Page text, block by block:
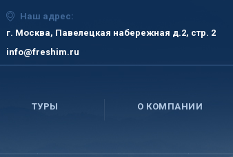
Наш адрес:
г. Москва, Павелецкая набережная д.2, стр. 2
info@freshim.ru
ТУРЫ О КОМПАНИИ